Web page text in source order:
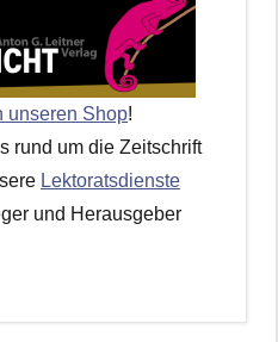
unseren Shop!
rund um die Zeitschrift
Lektoratsdienste
und Herausgeber